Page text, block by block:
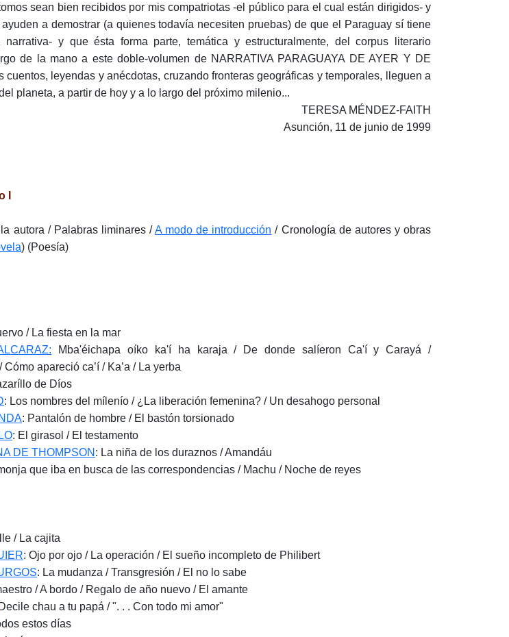
sean bien recibidos por mis compatriotas -el público para el cual están dirigidos- y
a demostrar (a quienes todavía necesiten pruebas) de que el Paraguay sí tiene
narrativa- y que ésta forma parte, temática y estructuralmente, del corpus literario
de la mano a este doble-volumen de NARRATIVA PARAGUAYA DE AYER Y DE
cuentos, leyendas y anécdotas, cruzando fronteras geográficas y temporales, lleguen a
planeta, a partir de hoy y a lo largo del próximo milenio...
TERESA MÉNDEZ-FAITH
Asunción, 11 de junio de 1999
I
autora / Palabras liminares /A modo de introducción / Cronología de autores y obras
) (Poesía)
/ La fiesta en la mar
Mba'éichapa oíko ka'í ha karaja / De donde salíeron Ca'í y Carayá /
apareció ca’í / Ka’a / La yerba
de Díos
: Los nombres del mílenío / ¿La liberación femenina? / Un desahogo personal
: Pantalón de hombre / El bastón torsionado
: El girasol / El testamento
DE THOMPSON : La niña de los duraznos / Amandáu
que iba en busca de las correspondencias / Machu / Noche de reyes
/ La cajita
: Ojo por ojo / La operación / El sueño incompleto de Philibert
: La mudanza / Transgresión / El no lo sabe
/ A bordo / Regalo de año nuevo / El amante
Decile chau a tu papá / ". . . Con todo mi amor"
estos días